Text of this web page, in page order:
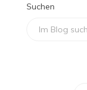
Suchen